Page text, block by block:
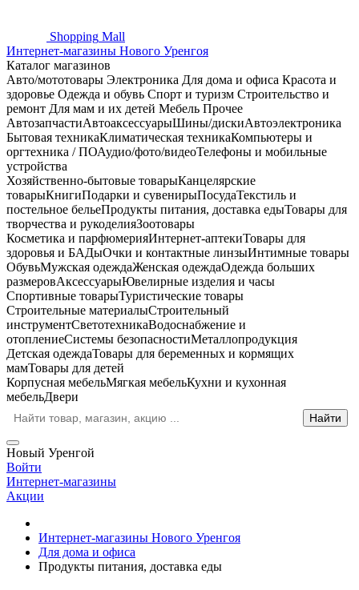
Shopping Mall
Интернет-магазины Нового Уренгоя
Каталог магазинов
Авто/мототовары Электроника Для дома и офиса Красота и
здоровье Одежда и обувь Спорт и туризм Строительство и
ремонт Для мам и их детей Мебель Прочее
АвтозапчастиАвтоаксессуарыШины/дискиАвтоэлектроника
Бытовая техникаКлиматическая техникаКомпьютеры и
оргтехника / ПОАудио/фото/видеоТелефоны и мобильные
устройства
Хозяйственно-бытовые товарыКанцелярские
товарыКнигиПодарки и сувенирыПосудаТекстиль и
постельное бельеПродукты питания, доставка едыТовары для
творчества и рукоделияЗоотовары
Косметика и парфюмерияИнтернет-аптекиТовары для
здоровья и БАДыОчки и контактные линзыИнтимные товары
ОбувьМужская одеждаЖенская одеждаОдежда больших
размеровАксессуарыЮвелирные изделия и часы
Спортивные товарыТуристические товары
Строительные материалыСтроительный
инструментСветотехникаВодоснабжение и
отоплениеСистемы безопасностиМеталлопродукция
Детская одеждаТовары для беременных и кормящих
мамТовары для детей
Корпусная мебельМягкая мебельКухни и кухонная
мебельДвери
Новый Уренгой
Войти
Интернет-магазины
Акции
Интернет-магазины Нового Уренгоя
Для дома и офиса
Продукты питания, доставка еды